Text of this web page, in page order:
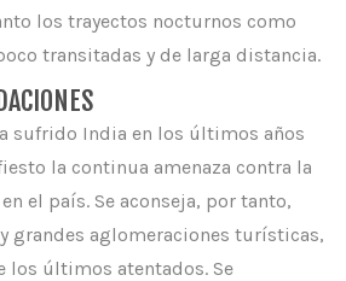
los trayectos nocturnos como
transitadas y de larga distancia.
sufrido India en los últimos años
la continua amenaza contra la
el país. Se aconseja, por tanto,
grandes aglomeraciones turísticas,
últimos atentados. Se